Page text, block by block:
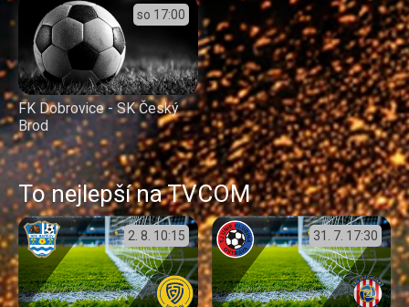
so 17:00
FK Dobrovice - SK Český
Brod
To nejlepší na TVCOM
2. 8. 10:15 31. 7. 17:30